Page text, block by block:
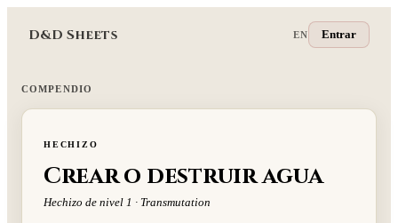
D&D Sheets EN Entrar
COMPENDIO
HECHIZO
Crear o destruir agua
Hechizo de nivel 1 · Transmutation